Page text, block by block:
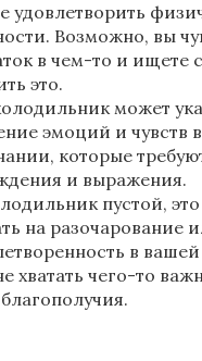
удовлетворить
Возможно, вы
в чем-то и ищете
это.
может
эмоций и чувств
которые
и выражения.
пустой,
на разочарование
в
хватать чего-то